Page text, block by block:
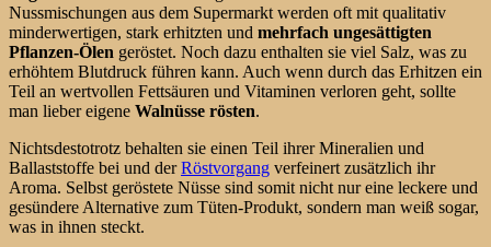
Nussmischungen aus dem Supermarkt werden oft mit qualitativ
minderwertigen, stark erhitzten und mehrfach ungesättigten
Pflanzen-Ölen geröstet. Noch dazu enthalten sie viel Salz, was zu
erhöhtem Blutdruck führen kann. Auch wenn durch das Erhitzen ein
Teil an wertvollen Fettsäuren und Vitaminen verloren geht, sollte
man lieber eigene Walnüsse rösten.
Nichtsdestotrotz behalten sie einen Teil ihrer Mineralien und
Ballaststoffe bei und derRöstvorgang verfeinert zusätzlich ihr
Aroma. Selbst geröstete Nüsse sind somit nicht nur eine leckere und
gesündere Alternative zum Tüten-Produkt, sondern man weiß sogar,
was in ihnen steckt.